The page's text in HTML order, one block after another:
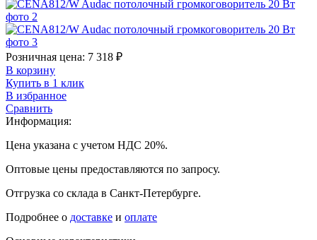
Розничная цена: 7 318 ₽
В корзину
Купить в 1 клик
В избранное
Сравнить
Информация:
Цена указана с учетом НДС 20%.
Оптовые цены предоставляются по запросу.
Отгрузка со склада в Санкт-Петербурге.
Подробнее о доставке и оплате